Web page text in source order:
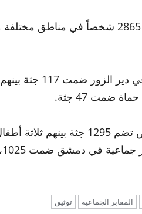
كما عُثر على 14 مقبرة جماعية في
المقابر الجماعية توثيق